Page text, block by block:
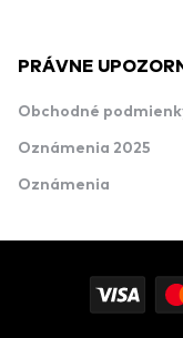
PRÁVNE
Obchodné
Oznámenia 2025
Oznámenia